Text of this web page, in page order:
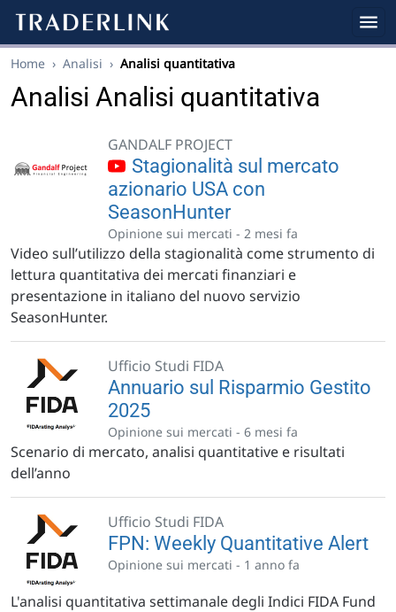
Home › Analisi › Analisi quantitativa
Analisi Analisi quantitativa
GANDALF PROJECT
Stagionalità sul mercato
azionario USA con
SeasonHunter
Opinione sui mercati - 2 mesi fa
Video sull’utilizzo della stagionalità come strumento di
lettura quantitativa dei mercati finanziari e
presentazione in italiano del nuovo servizio
SeasonHunter.
Ufficio Studi FIDA
Annuario sul Risparmio Gestito
2025
Opinione sui mercati - 6 mesi fa
Scenario di mercato, analisi quantitative e risultati
dell’anno
Ufficio Studi FIDA
FPN: Weekly Quantitative Alert
Opinione sui mercati - 1 anno fa
L'analisi quantitativa settimanale degli Indici FIDA Fund